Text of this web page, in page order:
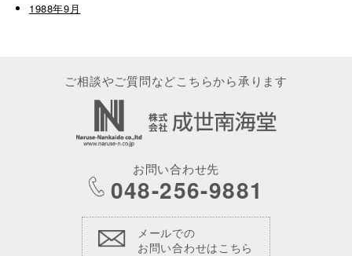
1988年9月
ご相談やご質問などこちらから承ります
お問い合わせ先
048-256-9881
メールでの
お問い合わせはこちら